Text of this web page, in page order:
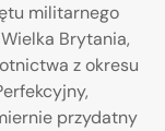
militarnego
Brytania,
z okresu
przydatny